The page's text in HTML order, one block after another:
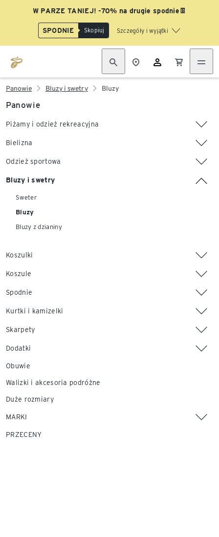
W PARZE TANIEJ! -70% na drugie spodnie👖
SPODNIE Skopiuj Szczegóły i wyjątki
Panowie Bluzy i swetry Bluzy
Panowie
Piżamy i odzież rekreacyjna
Bielizna
Odzież sportowa
Bluzy i swetry
Sweter
Bluzy
Bluzy z dzianiny
Koszulki
Koszule
Spodnie
Kurtki i kamizelki
Skarpety
Dodatki
Obuwie
Walizki i akcesoria podróżne
Duże rozmiary
MARKI
PRZECENY